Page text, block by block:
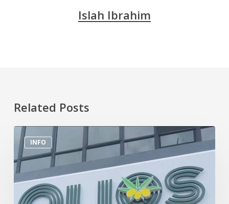
Islah Ibrahim
Related Posts
INFO
Tempat
Makan
Menarik
Di
Sekitar
Sungai